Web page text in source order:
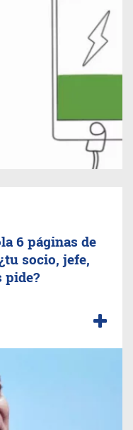
6 páginas de
socio, jefe,
pide?